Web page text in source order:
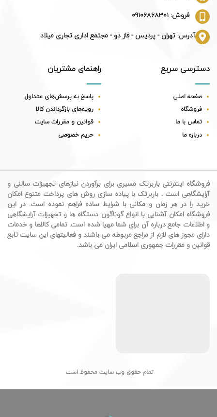
فروش: 09106868301
آدرس: تهران - پردیس - فاز دو - مجتمع اداری تجاری میلاد
دسترسی سریع
صفحه اصلی
فروشگاه
تماس با ما
درباره ما
راهنمای مشتریان
پاسخ به پرسش‌های متداول
رویه‌های بازگرداندن کالا
قوانین و مقررات سایت
حریم خصوصی
فروشگاه اینترنتی باربرتک مسیری برای برآوردن نیازهای تجهیزات سالنی و
آرایشگاهی است . باربرتک با پیاده سازی روش های پرداخت متنوع امکان
خرید را در هر زمان و مکانی با شرایط ساده فراهم نموده است. در این
فروشگاه امکان آشنایی با انواع گوناگون دستگاه ها و تجهیزات آرایشگاهی
و اطلاعات جامع درباره آن برای شما مهیا شده است. تمامی کالاها و خدمات
دارای مجوز های لازم از مراجع مربوطه می باشند و فعالیتهای این سایت تابع
قوانین و مقررات جمهوری اسلامی ایران می باشد.
تمام حقوق وب سایت محفوظ است